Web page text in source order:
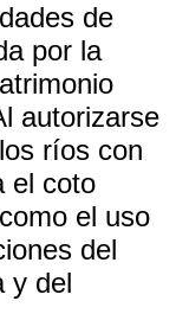
de
por la
autorizarse
ríos con
el coto
el uso
del
y del